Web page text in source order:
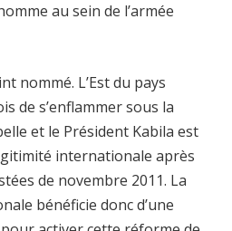
au sein de l’armée
nommé. L’Est du pays
de s’enflammer sous la
et le Président Kabila est
internationale après
de novembre 2011. La
bénéficie donc d’une